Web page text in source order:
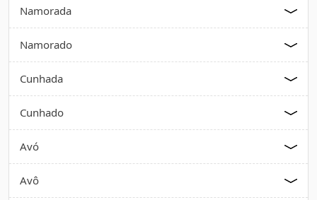
Namorada
Namorado
Cunhada
Cunhado
Avó
Avô